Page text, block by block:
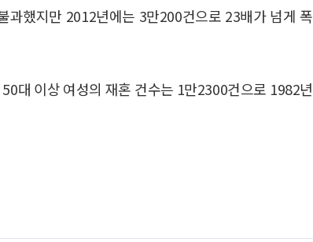
했지만 2012년에는 3만200건으로 23배가 넘게 폭
대 이상 여성의 재혼 건수는 1만2300건으로 1982년